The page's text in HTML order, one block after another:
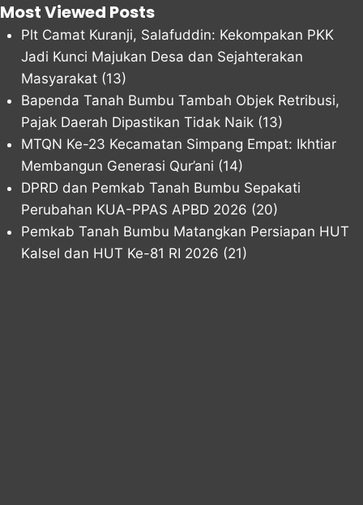
Most Viewed Posts
Plt Camat Kuranji, Salafuddin: Kekompakan PKK
Jadi Kunci Majukan Desa dan Sejahterakan
Masyarakat (13)
Bapenda Tanah Bumbu Tambah Objek Retribusi,
Pajak Daerah Dipastikan Tidak Naik (13)
MTQN Ke-23 Kecamatan Simpang Empat: Ikhtiar
Membangun Generasi Qur’ani (14)
DPRD dan Pemkab Tanah Bumbu Sepakati
Perubahan KUA-PPAS APBD 2026 (20)
Pemkab Tanah Bumbu Matangkan Persiapan HUT
Kalsel dan HUT Ke-81 RI 2026 (21)